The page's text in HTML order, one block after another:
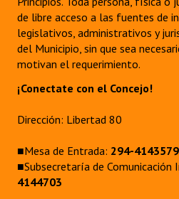
de libre acceso a las fuentes de
legislativos, administrativos y
del Municipio, sin que sea
motivan el requerimiento.
¡Conectate con el Concejo!
Dirección: Libertad 80
■Mesa de Entrada: 294-4143579
■Subsecretaría de Comunicación
4144703